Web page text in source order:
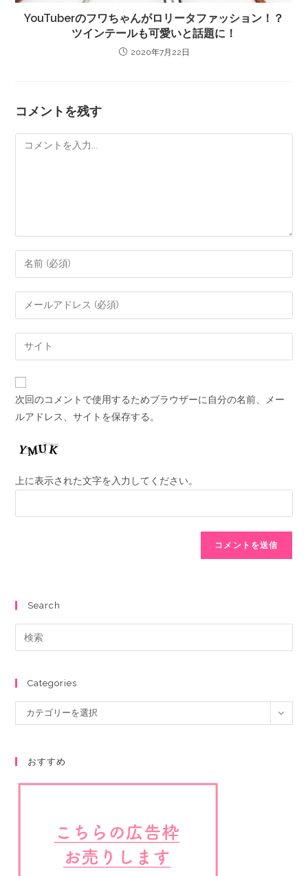
YouTuberのフワちゃんがロリータファッション！？
ツインテールも可愛いと話題に！
2020年7月22日
コメントを残す
次回のコメントで使用するためブラウザーに自分の名前、メー
ルアドレス、サイトを保存する。
上に表示された文字を入力してください。
Search
Categories
カテゴリーを選択
おすすめ